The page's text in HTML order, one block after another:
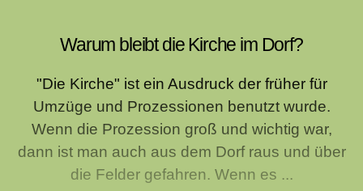
Warum bleibt die Kirche im Dorf?
"Die Kirche" ist ein Ausdruck der früher für
Umzüge und Prozessionen benutzt wurde.
Wenn die Prozession groß und wichtig war,
dann ist man auch aus dem Dorf raus und über
die Felder gefahren. Wenn es ...